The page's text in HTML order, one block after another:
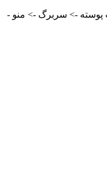
پوسته -> سربرگ -> منو -